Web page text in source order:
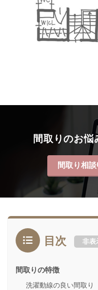
間取りのお
間取り相
目次 非表
間取りの特徴
洗濯動線の良い間取り